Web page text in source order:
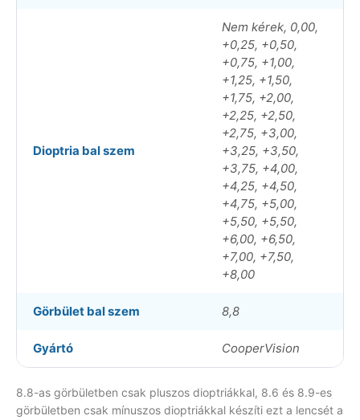
Dioptria bal szem
Nem kérek, 0,00,
+0,25, +0,50,
+0,75, +1,00,
+1,25, +1,50,
+1,75, +2,00,
+2,25, +2,50,
+2,75, +3,00,
+3,25, +3,50,
+3,75, +4,00,
+4,25, +4,50,
+4,75, +5,00,
+5,50, +5,50,
+6,00, +6,50,
+7,00, +7,50,
+8,00
Görbület bal szem 8,8
Gyártó CooperVision
8.8-as görbületben csak pluszos dioptriákkal, 8.6 és 8.9-es
görbületben csak mínuszos dioptriákkal készíti ezt a lencsét a